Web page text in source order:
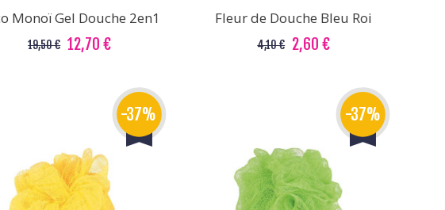
Monoï Gel Douche 2en1
19,50 € 12,70 €
Fleur de Douche Bleu Roi
4,10 € 2,60 €
-37% -37%